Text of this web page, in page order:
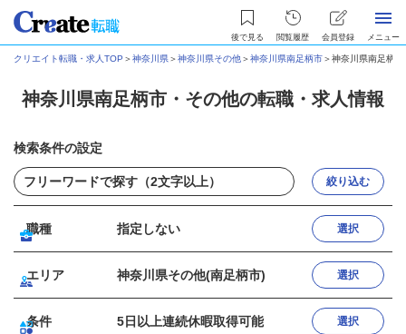
後で見る 閲覧履歴 会員登録 メニュー
クリエイト転職・求人TOP ＞神奈川県＞神奈川県その他＞神奈川県南足柄市＞神奈川県南足柄
神奈川県南足柄市・その他の転職・求人情報
検索条件の設定
絞り込む
職種 指定しない 選択
エリア 神奈川県その他(南足柄市) 選択
条件 5日以上連続休暇取得可能 選択